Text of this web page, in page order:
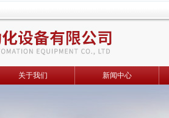
关于我们 新闻中心